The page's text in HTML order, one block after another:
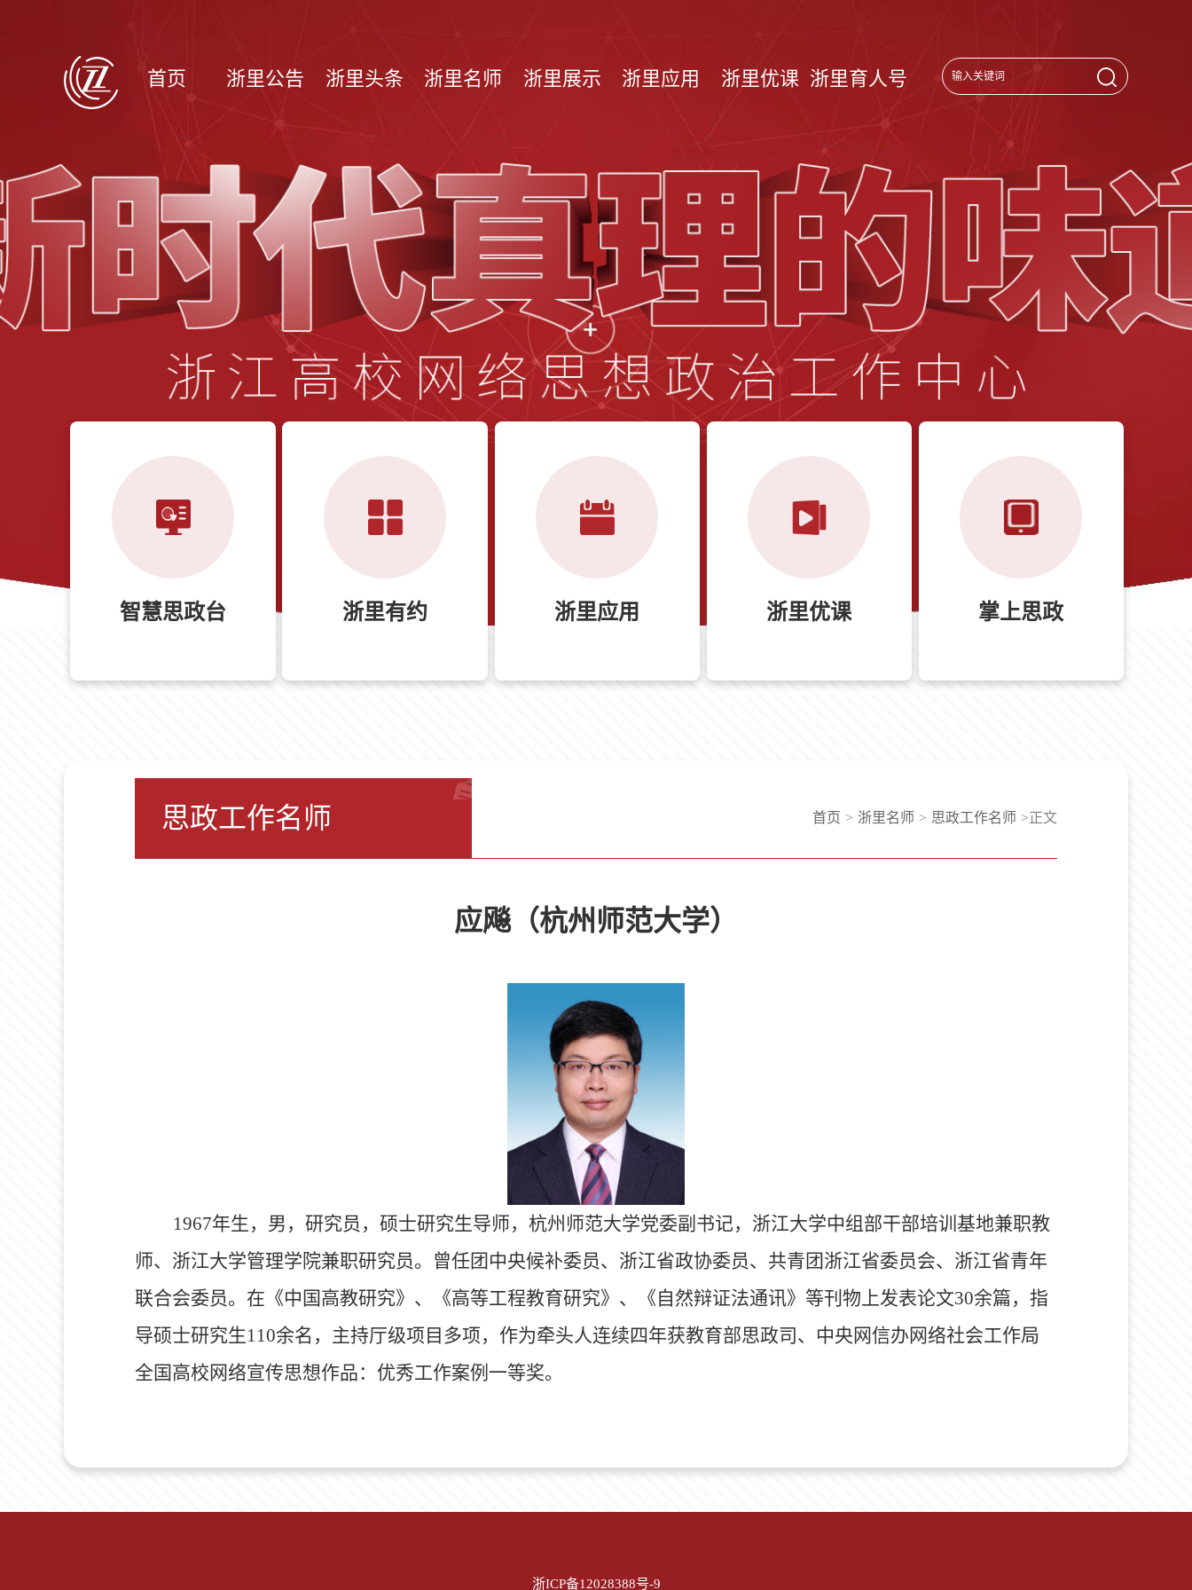
首页 浙里公告 浙里头条 浙里名师 浙里展示 浙里应用 浙里优课 浙里育人号
智慧思政台 浙里有约 浙里应用 浙里优课 掌上思政
思政工作名师 首页 > 浙里名师 > 思政工作名师 >正文
应飚（杭州师范大学）
1967年生，男，研究员，硕士研究生导师，杭州师范大学党委副书记，浙江大学中组部干部培训基地兼职教
师、浙江大学管理学院兼职研究员。曾任团中央候补委员、浙江省政协委员、共青团浙江省委员会、浙江省青年
联合会委员。在《中国高教研究》、《高等工程教育研究》、《自然辩证法通讯》等刊物上发表论文30余篇，指
导硕士研究生110余名，主持厅级项目多项，作为牵头人连续四年获教育部思政司、中央网信办网络社会工作局
全国高校网络宣传思想作品：优秀工作案例一等奖。
浙ICP备12028388号-9